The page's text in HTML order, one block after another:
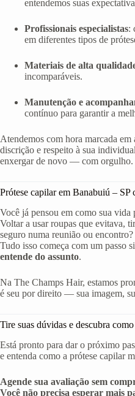
entendemos suas
Profissionais especialistas:
em diferentes tipos de
Materiais de alta
incomparáveis.
Manutenção e
contínuo para garantir a
Atendemos com hora marcada
discrição e respeito à sua
enxergar de novo — com orgulho.
Prótese capilar em Banabuiú – SP
Você já pensou em como sua
Voltar a usar roupas que evitava,
seguro numa reunião ou encontro?
Tudo isso começa com um passo
entende do assunto.
Na The Champs Hair, estamos
é seu por direito — sua imagem,
Tire suas dúvidas e descubra
Está pronto para dar o próximo
e entenda como a prótese capilar
Agende sua avaliação sem
Você não precisa esperar mais